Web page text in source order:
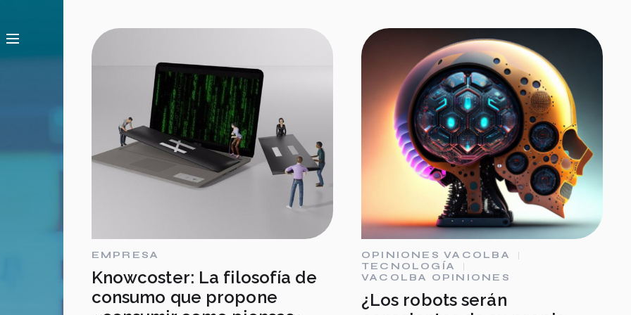
EMPRESA
Knowcoster: La filosofía de
consumo que propone
OPINIONES VACOLBA
TECNOLOGÍA
VACOLBA OPINIONES
¿Los robots serán